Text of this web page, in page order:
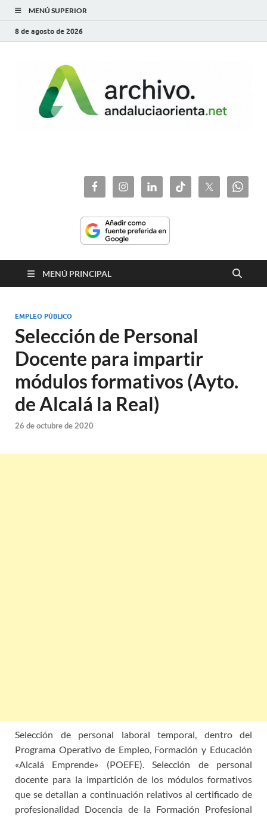
MENÚ SUPERIOR
8 de agosto de 2026
MENÚ PRINCIPAL
EMPLEO PÚBLICO
Selección de Personal
Docente para impartir
módulos formativos (Ayto.
de Alcalá la Real)
26 de octubre de 2020
Selección de personal laboral temporal, dentro del
Programa Operativo de Empleo, Formación y Educación
«Alcalá Emprende» (POEFE). Selección de personal
docente para la impartición de los módulos formativos
que se detallan a continuación relativos al certificado de
profesionalidad Docencia de la Formación Profesional